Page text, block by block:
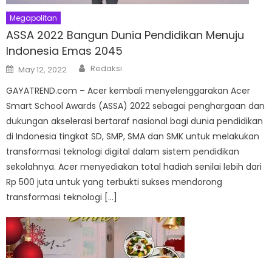
Megapolitan
ASSA 2022 Bangun Dunia Pendidikan Menuju
Indonesia Emas 2045
Posted
on
May 12, 2022 Author
Redaksi
GAYATREND.com – Acer kembali menyelenggarakan Acer
Smart School Awards (ASSA) 2022 sebagai penghargaan dan
dukungan akselerasi bertaraf nasional bagi dunia pendidikan
di Indonesia tingkat SD, SMP, SMA dan SMK untuk melakukan
transformasi teknologi digital dalam sistem pendidikan
sekolahnya. Acer menyediakan total hadiah senilai lebih dari
Rp 500 juta untuk yang terbukti sukses mendorong
transformasi teknologi […]